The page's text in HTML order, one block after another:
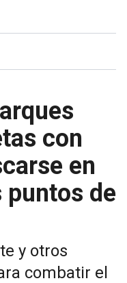
con
en
puntos de
y otros
combatir el